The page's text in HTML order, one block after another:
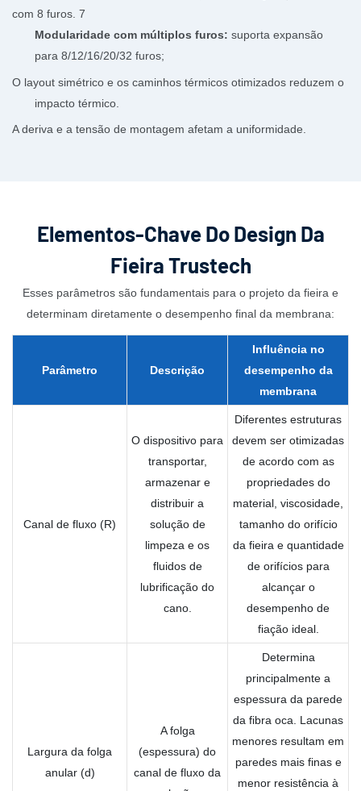
Modularidade com múltiplos furos: suporta expansão
para 8/12/16/20/32 furos;
O layout simétrico e os caminhos térmicos otimizados reduzem o
impacto térmico.
A deriva e a tensão de montagem afetam a uniformidade.
Elementos-Chave Do Design Da
Fieira Trustech
Esses parâmetros são fundamentais para o projeto da fieira e
determinam diretamente o desempenho final da membrana:
Parâmetro Descrição
Influência no
desempenho da
membrana
Canal de fluxo (R)
O dispositivo para
transportar,
armazenar e
distribuir a
solução de
limpeza e os
fluidos de
lubrificação do
cano.
Diferentes estruturas
devem ser otimizadas
de acordo com as
propriedades do
material, viscosidade,
tamanho do orifício
da fieira e quantidade
de orifícios para
alcançar o
desempenho de
fiação ideal.
Largura da folga
anular (d)
A folga
(espessura) do
canal de fluxo da
Determina
principalmente a
espessura da parede
da fibra oca. Lacunas
menores resultam em
paredes mais finas e
menor resistência à